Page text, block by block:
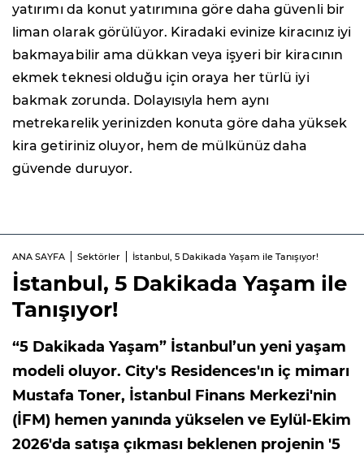
yatırımı da konut yatırımına göre daha güvenli bir
liman olarak görülüyor. Kiradaki evinize kiracınız iyi
bakmayabilir ama dükkan veya işyeri bir kiracının
ekmek teknesi olduğu için oraya her türlü iyi
bakmak zorunda. Dolayısıyla hem aynı
metrekarelik yerinizden konuta göre daha yüksek
kira getiriniz oluyor, hem de mülkünüz daha
güvende duruyor.
ANA SAYFA Sektörler İstanbul, 5 Dakikada Yaşam ile Tanışıyor!
İstanbul, 5 Dakikada Yaşam ile
Tanışıyor!
“5 Dakikada Yaşam” İstanbul’un yeni yaşam
modeli oluyor. City's Residences'ın iç mimarı
Mustafa Toner, İstanbul Finans Merkezi'nin
(İFM) hemen yanında yükselen ve Eylül-Ekim
2026'da satışa çıkması beklenen projenin '5